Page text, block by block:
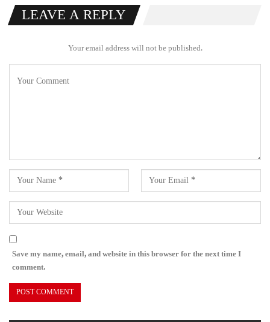
LEAVE A REPLY
Your email address will not be published.
Save my name, email, and website in this browser for the next time I
comment.